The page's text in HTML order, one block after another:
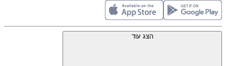
הצג עוד